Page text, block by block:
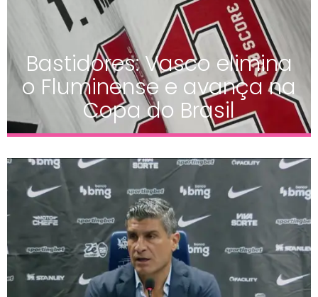
Bastidores: Vasco elimina
o Fluminense e avança na
Copa do Brasil